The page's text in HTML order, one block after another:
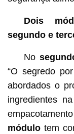
Dois
segundo e
No
“O segredo
abordados o
ingredientes
módulotem